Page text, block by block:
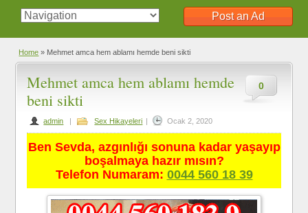
Post an Ad
Home » Mehmet amca hem ablamı hemde beni sikti
0
Mehmet amca hem ablamı hemde
beni sikti
admin | Sex Hikayeleri | Ocak 2, 2020
Ben Sevda, azgınlığı sonuna kadar yaşayıp
boşalmaya hazır mısın?
Telefon Numaram: 0044 560 18 39